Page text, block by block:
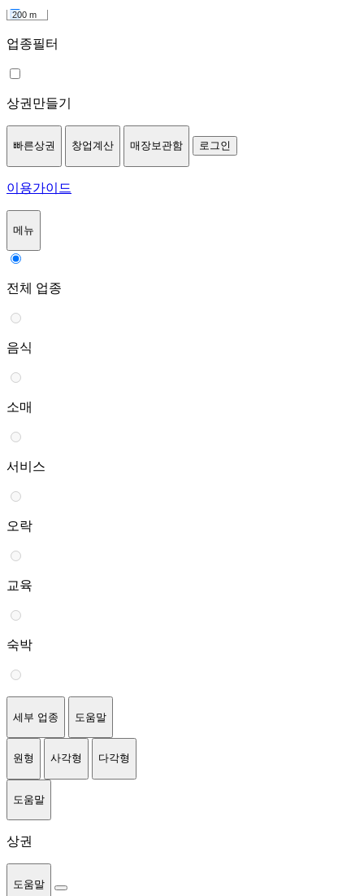
200 m
업종필터
상권만들기
빠른상권 창업계산 매장보관함 로그인
이용가이드
메뉴
전체 업종
음식
소매
서비스
오락
교육
숙박
세부 업종 도움말
원형 사각형 다각형
도움말
상권
도움말